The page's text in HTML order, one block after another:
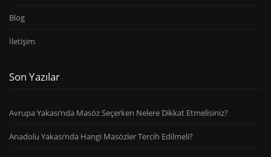
Blog
İletişim
Son Yazılar
Avrupa Yakası’nda Masöz Seçerken Nelere Dikkat Etmelisiniz?
Anadolu Yakası’nda Hangi Masözler Tercih Edilmeli?